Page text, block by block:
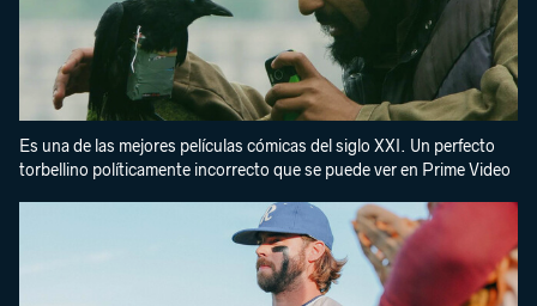
Es una de las mejores películas cómicas del siglo XXI. Un perfecto
torbellino políticamente incorrecto que se puede ver en Prime Video